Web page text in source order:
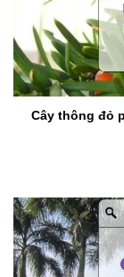
Cây thông đỏ